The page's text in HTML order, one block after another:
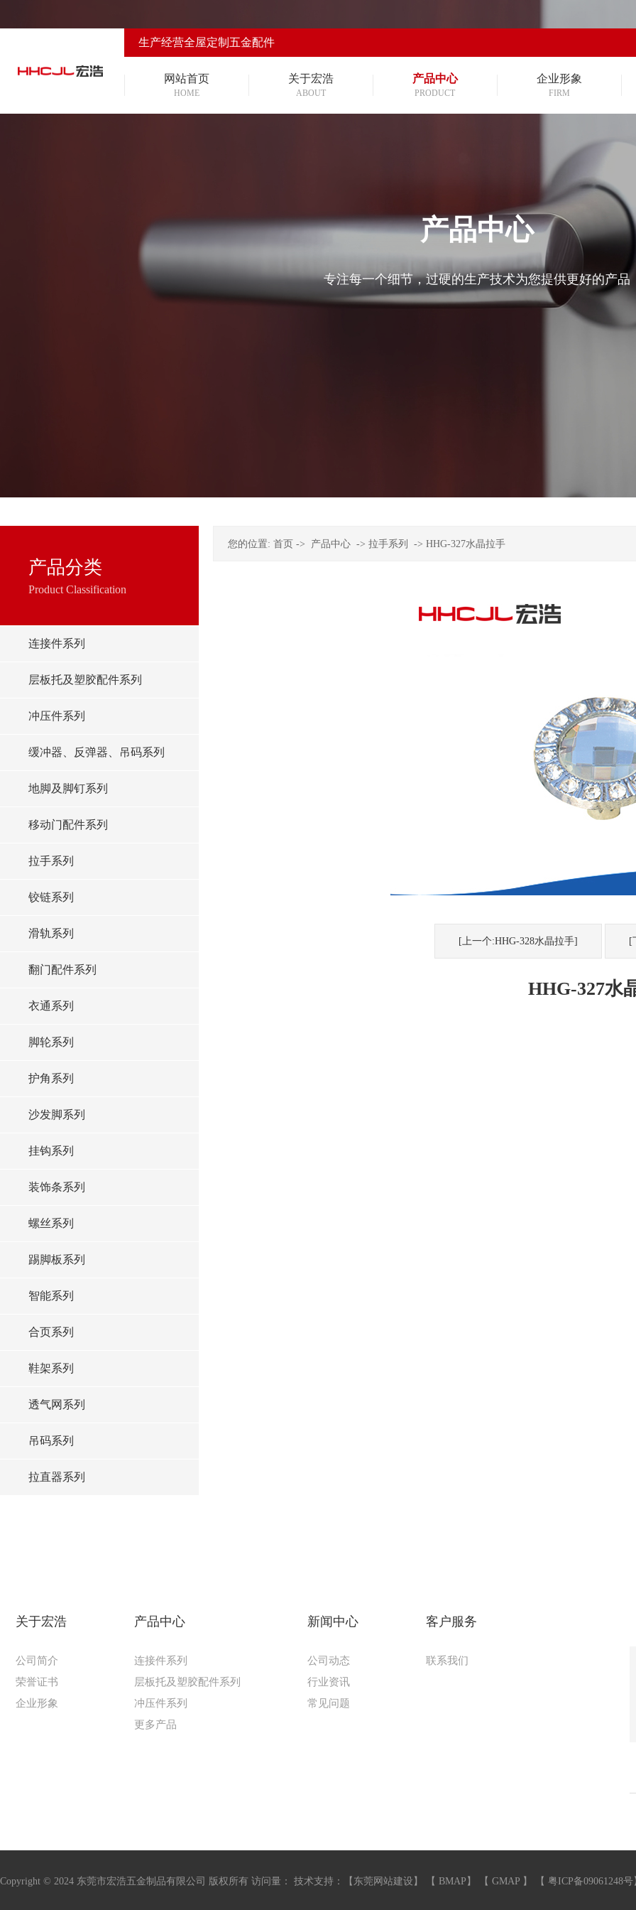
生产经营全屋定制五金配件
网站首页
HOME
关于宏浩
ABOUT
产品中心
PRODUCT
企业形象
FIRM
产品中心
专注每一个细节，过硬的生产技术为您提供更好的产品
产品分类
Product Classification
连接件系列
层板托及塑胶配件系列
冲压件系列
缓冲器、反弹器、吊码系列
地脚及脚钉系列
移动门配件系列
拉手系列
铰链系列
滑轨系列
翻门配件系列
衣通系列
脚轮系列
护角系列
沙发脚系列
挂钩系列
装饰条系列
螺丝系列
踢脚板系列
智能系列
合页系列
鞋架系列
透气网系列
吊码系列
拉直器系列
您的位置: 首页 -> 产品中心 -> 拉手系列 -> HHG-327水晶拉手
[上一个:HHG-328水晶拉手] [
HHG-327水
关于宏浩
公司简介
荣誉证书
企业形象
产品中心
连接件系列
层板托及塑胶配件系列
冲压件系列
更多产品
新闻中心
公司动态
行业资讯
常见问题
客户服务
联系我们
Copyright © 2024 东莞市宏浩五金制品有限公司 版权所有 访问量： 技术支持：【 东莞网站建设 】 【 BMAP 】 【 GMAP 】 【 粤ICP备09061248号